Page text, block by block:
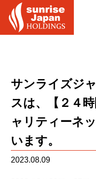
サンライズジ
スは、【２４
ャリティーネ
います。
2023.08.09